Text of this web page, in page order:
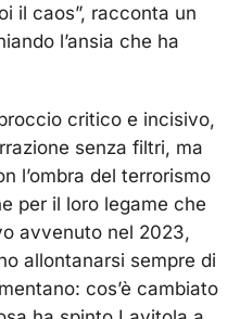
il caos”, racconta un
l’ansia che ha
critico e incisivo,
senza filtri, ma
l’ombra del terrorismo
per il loro legame che
avvenuto nel 2023,
allontanarsi sempre di
cos’è cambiato